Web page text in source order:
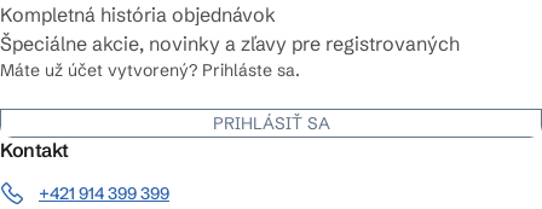
Kompletná história objednávok
Špeciálne akcie, novinky a zľavy pre registrovaných
Máte už účet vytvorený? Prihláste sa.
PRIHLÁSIŤ SA
Kontakt
+421 914 399 399